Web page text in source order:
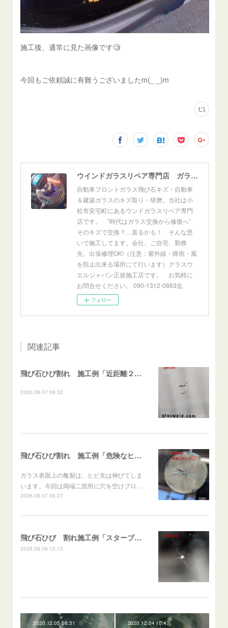
施工後、通常に見た画像です🧐
今回もご依頼誠に有難うございましたm(_ _)m
ウインドガラスリペア専門店 ガラスリペア・ヨシダ グラスウェルドジャパン 正規施工店 小松市
自動車フロントガラス飛び石キズ・自動車
＆建築ガラスのキズ取り・研磨。当社は小
松市安宅町にあるウンドガラスリペア専門
店です。 ”時代はガラス交換から修復へ”
そのキズで交換？…直るかも！ そんな思
いで施工してます。会社、ご自宅、勤務
先、出張修理OK!（注意：紫外線・降雨・風
を防止出来る場所にて行います）グラスウ
エルジャパン正規施工店です。 お気軽に
お問合せください。 090-1312-0863迄
フォロー
関連記事
飛び石ひび割れ 施工例「近距離２箇所・パーシャル系+ストレート系」CX-8
2026.08.07 06:32
飛び石ひび割れ 施工例「危険なヒビ🚨⚠️表面上亀裂」ジムニー
ガラス表面上の亀裂は、ヒビ先は伸びてしま
います。今回は両端二箇所に穴を空けブロ…
2026.08.07 06:27
飛び石ひび 割れ施工例「スターブレイク系」 フリード
2026.08.06 12:13
2020.12.05 08:31 2020.12.04 10:47